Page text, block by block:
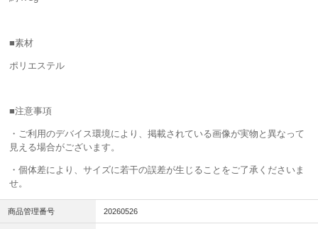
■素材
ポリエステル
■注意事項
・ご利用のデバイス環境により、掲載されている画像が実物と異なって
見える場合がございます。
・個体差により、サイズに若干の誤差が生じることをご了承くださいま
せ。
商品管理番号 20260526